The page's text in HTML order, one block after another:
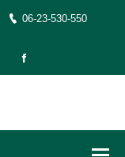
06-23-530-550